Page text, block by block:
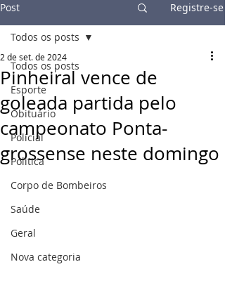
Post Registre-se
Todos os posts
Esporte
Obituário
Policial
Politica
Corpo de Bombeiros
Saúde
Geral
Nova categoria
Todos os posts
Pinheiral vence de
goleada partida pelo
campeonato Ponta-
grossense neste domingo
2 de set. de 2024